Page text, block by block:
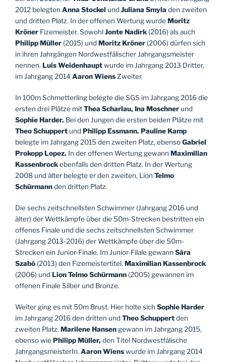
2012 belegten Anna Stockel und Juliana Smyla den zweiten
und dritten Platz. In der offenen Wertung wurdeMoritz
Kröner Fizemeister. SowohlJonte Nadirk (2016) als auch
PhilippMüller (2015) und Moritz Kröner (2006) dürfen sich
in ihren Jahrgängen Nordwestfälischer Jahrgangsmeister
nennen. Luis Weidenhauptwurde im Jahrgang 2013 Dritter,
im Jahrgang 2014Aaron WiensZweiter.
In 100m Schmetterling belegte die SGS im Jahrgang 2016 die
ersten drei Plätze mitThea Scharlau, Ina Moschner und
Sophie Harder. Bei den Jungen die ersten beiden Plätze mit
Theo Schuppert und Philipp Essmann. PaulineKamp
belegte im Jahrgang 2015 den zweiten Platz, ebensoGabriel
ProkoppLopez. In der offenen Wertung gewann Maximilian
Kassenbrockebenfalls den dritten Platz. In der Wertung
2008 und älter belegte er den zweiten, Lion Telmo
Schürmannden dritten Platz.
Die sechs zeitschnellsten Schwimmer (Jahrgang 2016 und
älter) der Wettkämpfe über die 50m-Strecken bestritten ein
offenes Finale und die sechs zeitschnellsten Schwimmer
(Jahrgang 2013-2016) der Wettkämpfe über die 50m-
Strecken ein Junior-Finale. Im Junior-Filale gewann Sára
Szabó (2013) den Fizemeistertitel. Maximilian Kassenbrock
(2006) und Lion TelmoSchürmann (2005) gewannen im
offenen Finale Silber und Bronze.
Weiter ging es mit 50m Brust. Hier holte sich Sophie Harder
im Jahrgang 2016 den dritten und Theo Schuppertden
zweiten Platz. Marilene Hansengewann im Jahrgang 2015,
ebenso wiePhilipp Müller, den Titel Nordwestfälische
JahrgangsmeisterIn. Aaron Wienswurde im Jahrgang 2014